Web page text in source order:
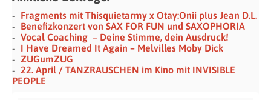
Fragments mit Thisquietarmy x Otay:Onii plus Jean D.L.
Benefizkonzert von SAX FOR FUN und SAXOPHORIA
Vocal Coaching – Deine Stimme, dein Ausdruck!
I Have Dreamed It Again – Melvilles Moby Dick
ZUGumZUG
22. April / TANZRAUSCHEN im Kino mit INVISIBLE
PEOPLE